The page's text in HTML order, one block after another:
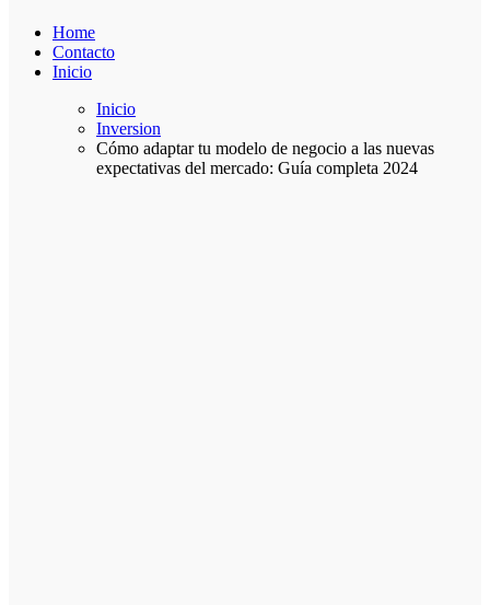
Home
Contacto
Inicio
Inicio
Inversion
Cómo adaptar tu modelo de negocio a las nuevas
expectativas del mercado: Guía completa 2024